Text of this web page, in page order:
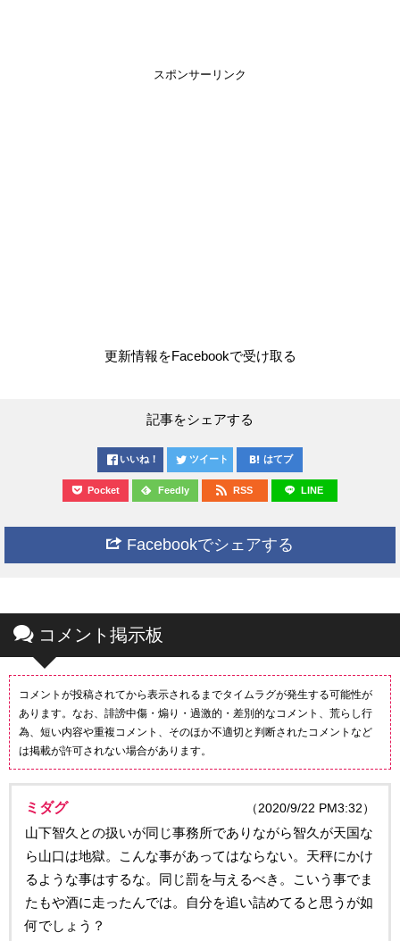
スポンサーリンク
更新情報をFacebookで受け取る
記事をシェアする
いいね！ ツイート はてブ
Pocket Feedly RSS LINE
Facebookでシェアする
コメント掲示板
コメントが投稿されてから表示されるまでタイムラグが発生する可能性が
あります。なお、誹謗中傷・煽り・過激的・差別的なコメント、荒らし行
為、短い内容や重複コメント、そのほか不適切と判断されたコメントなど
は掲載が許可されない場合があります。
ミダグ （2020/9/22 PM3:32）
山下智久との扱いが同じ事務所でありながら智久が天国な
ら山口は地獄。こんな事があってはならない。天秤にかけ
るような事はするな。同じ罰を与えるべき。こいう事でま
たもや酒に走ったんでは。自分を追い詰めてると思うが如
何でしょう？